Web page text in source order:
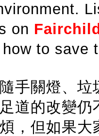
on
to save
手關燈、
道的改變
，但如果